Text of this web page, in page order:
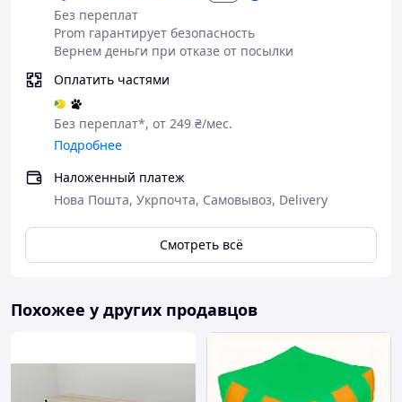
Качественные материалы, используемые
при изготовлении, помогут сохранить
годы.
Поэтому наши банкетки
подходяткак для офиса, салона, зоны
ожидания, студии, кабинета, ресепшна так и
для дома и квартиры.
Собственное производство!
Характеристика банкетка для обуви в
прихожую
Материал каркаса: профильная труба
Высота: 52 см;
Без переплат
Prom гарантирует безопасность
Вернем деньги при отказе от посылки
Оплатить частями
Без переплат*, от 249 ₴/мес.
Подробнее
Наложенный платеж
Нова Пошта, Укрпочта, Самовывоз, Delivery
Смотреть всё
Похожее у других продавцов